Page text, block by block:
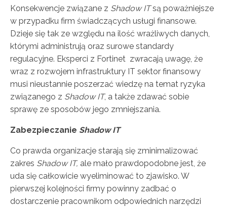
Konsekwencje związane z Shadow ITsą poważniejsze
w przypadku firm świadczących usługi finansowe.
Dzieje się tak ze względu na ilość wrażliwych danych,
którymi administrują oraz surowe standardy
regulacyjne. Eksperci z Fortinet zwracają uwagę, że
wraz z rozwojem infrastruktury IT sektor finansowy
musi nieustannie poszerzać wiedzę na temat ryzyka
związanego z Shadow IT, a także zdawać sobie
sprawę ze sposobów jego zmniejszania.
Zabezpieczanie Shadow IT
Co prawda organizacje starają się zminimalizować
zakres Shadow IT, ale mało prawdopodobne jest, że
uda się całkowicie wyeliminować to zjawisko. W
pierwszej kolejności firmy powinny zadbać o
dostarczenie pracownikom odpowiednich narzędzi